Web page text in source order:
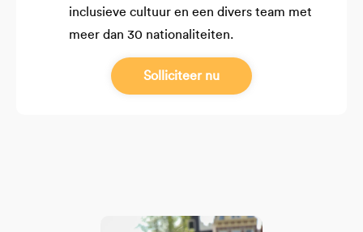
inclusieve cultuur en een divers team met
meer dan 30 nationaliteiten.
Solliciteer nu